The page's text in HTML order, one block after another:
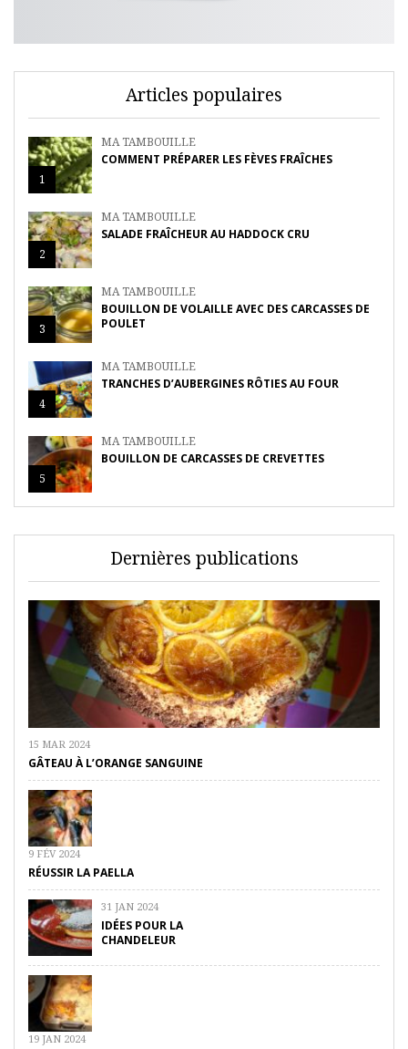
Articles populaires
1
MA TAMBOUILLE
COMMENT PRÉPARER LES FÈVES FRAÎCHES
2
MA TAMBOUILLE
SALADE FRAÎCHEUR AU HADDOCK CRU
3
MA TAMBOUILLE
BOUILLON DE VOLAILLE AVEC DES CARCASSES DE
POULET
4
MA TAMBOUILLE
TRANCHES D’AUBERGINES RÔTIES AU FOUR
5
MA TAMBOUILLE
BOUILLON DE CARCASSES DE CREVETTES
Dernières publications
15 MAR 2024
GÂTEAU À L’ORANGE SANGUINE
9 FÉV 2024
RÉUSSIR LA PAELLA
31 JAN 2024
IDÉES POUR LA
CHANDELEUR
19 JAN 2024